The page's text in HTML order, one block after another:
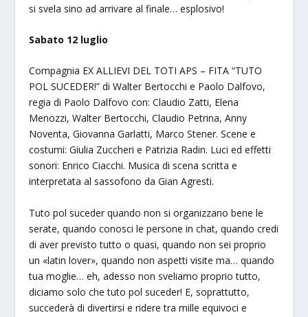
si svela sino ad arrivare al finale… esplosivo!
Sabato 12 luglio
Compagnia EX ALLIEVI DEL TOTI APS – FITA “TUTO
POL SUCEDER!” di Walter Bertocchi e Paolo Dalfovo,
regia di Paolo Dalfovo con: Claudio Zatti, Elena
Menozzi, Walter Bertocchi, Claudio Petrina, Anny
Noventa, Giovanna Garlatti, Marco Stener. Scene e
costumi: Giulia Zuccheri e Patrizia Radin. Luci ed effetti
sonori: Enrico Ciacchi. Musica di scena scritta e
interpretata al sassofono da Gian Agresti.
Tuto pol suceder quando non si organizzano bene le
serate, quando conosci le persone in chat, quando credi
di aver previsto tutto o quasi, quando non sei proprio
un «latin lover», quando non aspetti visite ma… quando
tua moglie… eh, adesso non sveliamo proprio tutto,
diciamo solo che tuto pol suceder! E, soprattutto,
succederà di divertirsi e ridere tra mille equivoci e